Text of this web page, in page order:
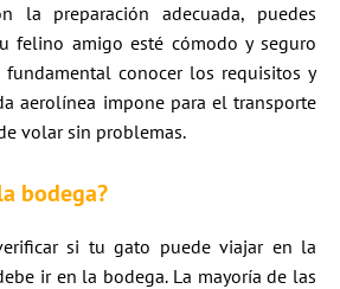
la preparación adecuada, puedes
felino amigo esté cómodo y seguro
conocer los requisitos y
aerolínea impone para el transporte
volar sin problemas.
bodega?
si tu gato puede viajar en la
ir en la bodega. La mayoría de las